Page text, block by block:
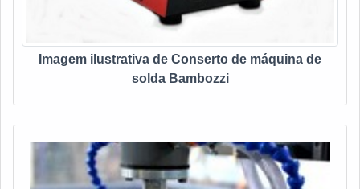
Imagem ilustrativa de Conserto de máquina de
solda Bambozzi